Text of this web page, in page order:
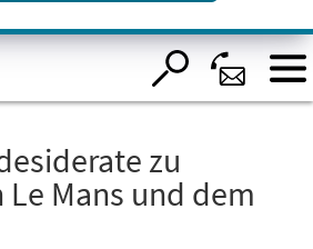
zu
Mans und dem